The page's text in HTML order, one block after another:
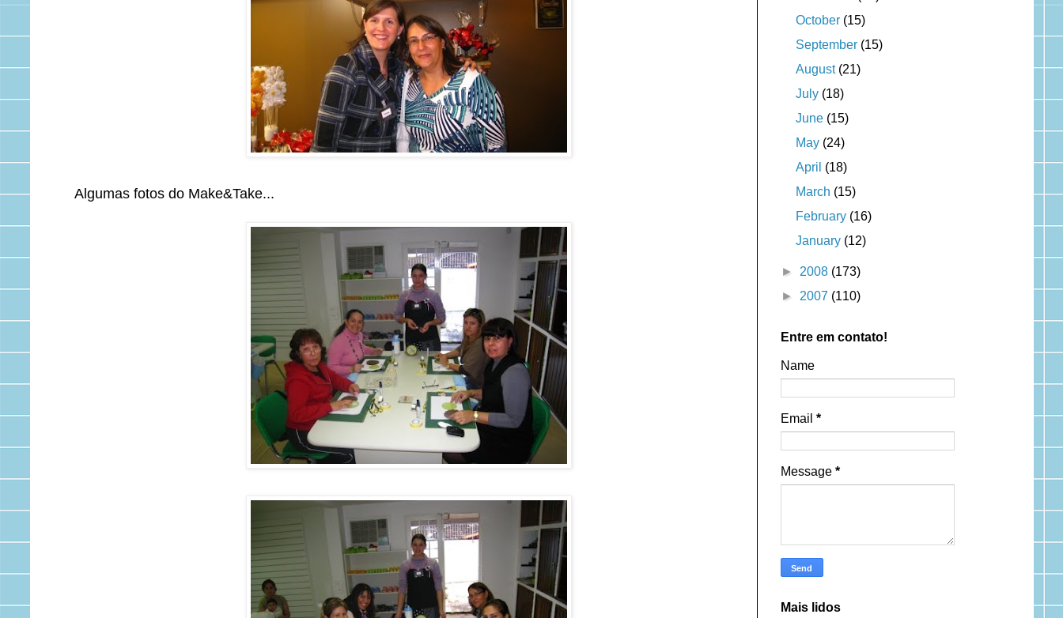
Algumas fotos do Make&Take...
October (15)
September (15)
August (21)
July (18)
June (15)
May (24)
April (18)
March (15)
February (16)
January (12)
► 2008 (173)
► 2007 (110)
Entre em contato!
Name
Email *
Message *
Mais lidos